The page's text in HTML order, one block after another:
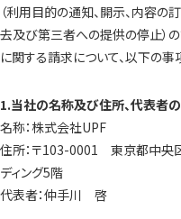
（利用目的の通知、開示、内容の
去及び第三者への提供の停止）
に関する請求について、以下の事
1.当社の名称及び住所、代表者
名称：株式会社UPF
住所：〒103-0001 東京都中
ディング5階
代表者：仲手川 啓